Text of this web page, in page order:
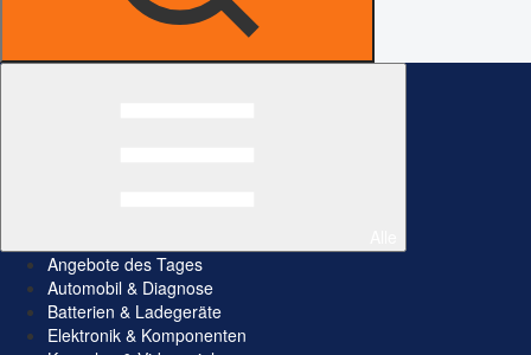
Angebote des Tages
Automobil & Diagnose
Batterien & Ladegeräte
Elektronik & Komponenten